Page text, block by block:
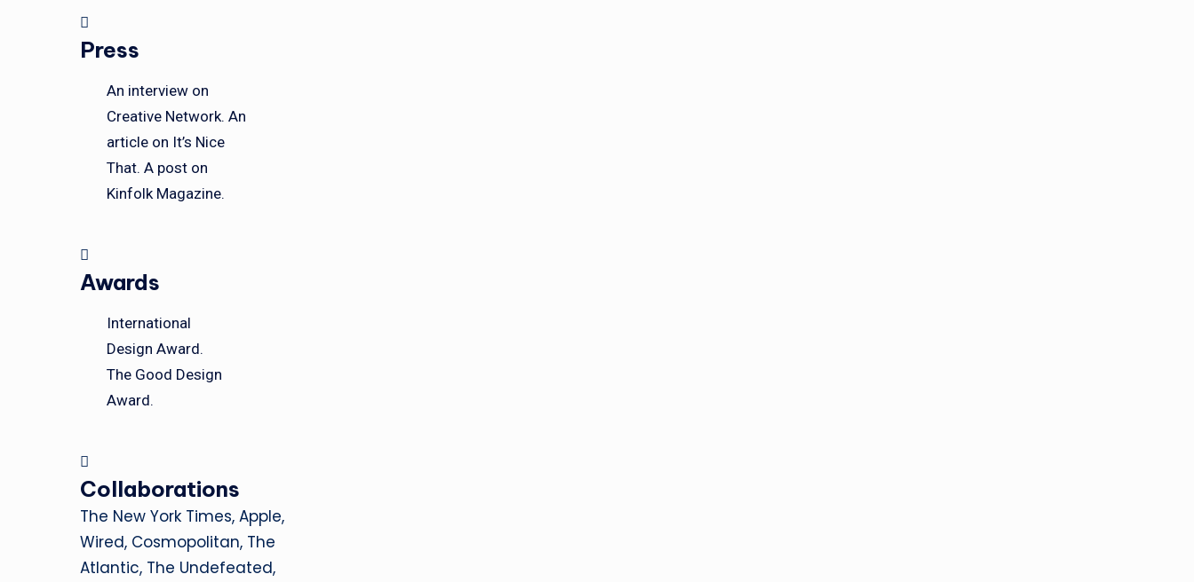
Press
An interview on
Creative Network. An
article on It’s Nice
That. A post on
Kinfolk Magazine.
Awards
International
Design Award.
The Good Design
Award.
Collaborations
The New York Times, Apple,
Wired, Cosmopolitan, The
Atlantic, The Undefeated,